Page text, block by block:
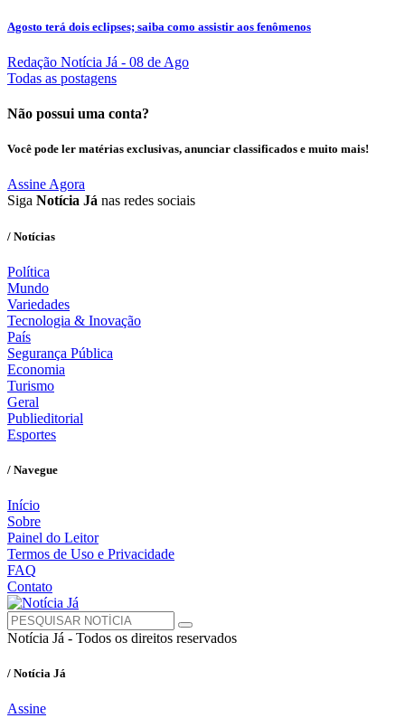
Agosto terá dois eclipses; saiba como assistir aos fenômenos
Redação Notícia Já - 08 de Ago
Todas as postagens
Não possui uma conta?
Você pode ler matérias exclusivas, anunciar classificados e muito mais!
Assine Agora
Siga Notícia Já nas redes sociais
/ Notícias
Política
Mundo
Variedades
Tecnologia & Inovação
País
Segurança Pública
Economia
Turismo
Geral
Publieditorial
Esportes
/ Navegue
Início
Sobre
Painel do Leitor
Termos de Uso e Privacidade
FAQ
Contato
Notícia Já - Todos os direitos reservados
/ Notícia Já
Assine